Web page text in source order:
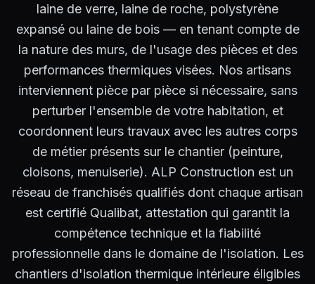
laine de verre, laine de roche, polystyrène
expansé ou laine de bois — en tenant compte de
la nature des murs, de l'usage des pièces et des
performances thermiques visées. Nos artisans
interviennent pièce par pièce si nécessaire, sans
perturber l'ensemble de votre habitation, et
coordonnent leurs travaux avec les autres corps
de métier présents sur le chantier (peinture,
cloisons, menuiserie). ALP Construction est un
réseau de franchisés qualifiés dont chaque artisan
est certifié Qualibat, attestation qui garantit la
compétence technique et la fiabilité
professionnelle dans le domaine de l'isolation. Les
chantiers d'isolation thermique intérieure éligibles